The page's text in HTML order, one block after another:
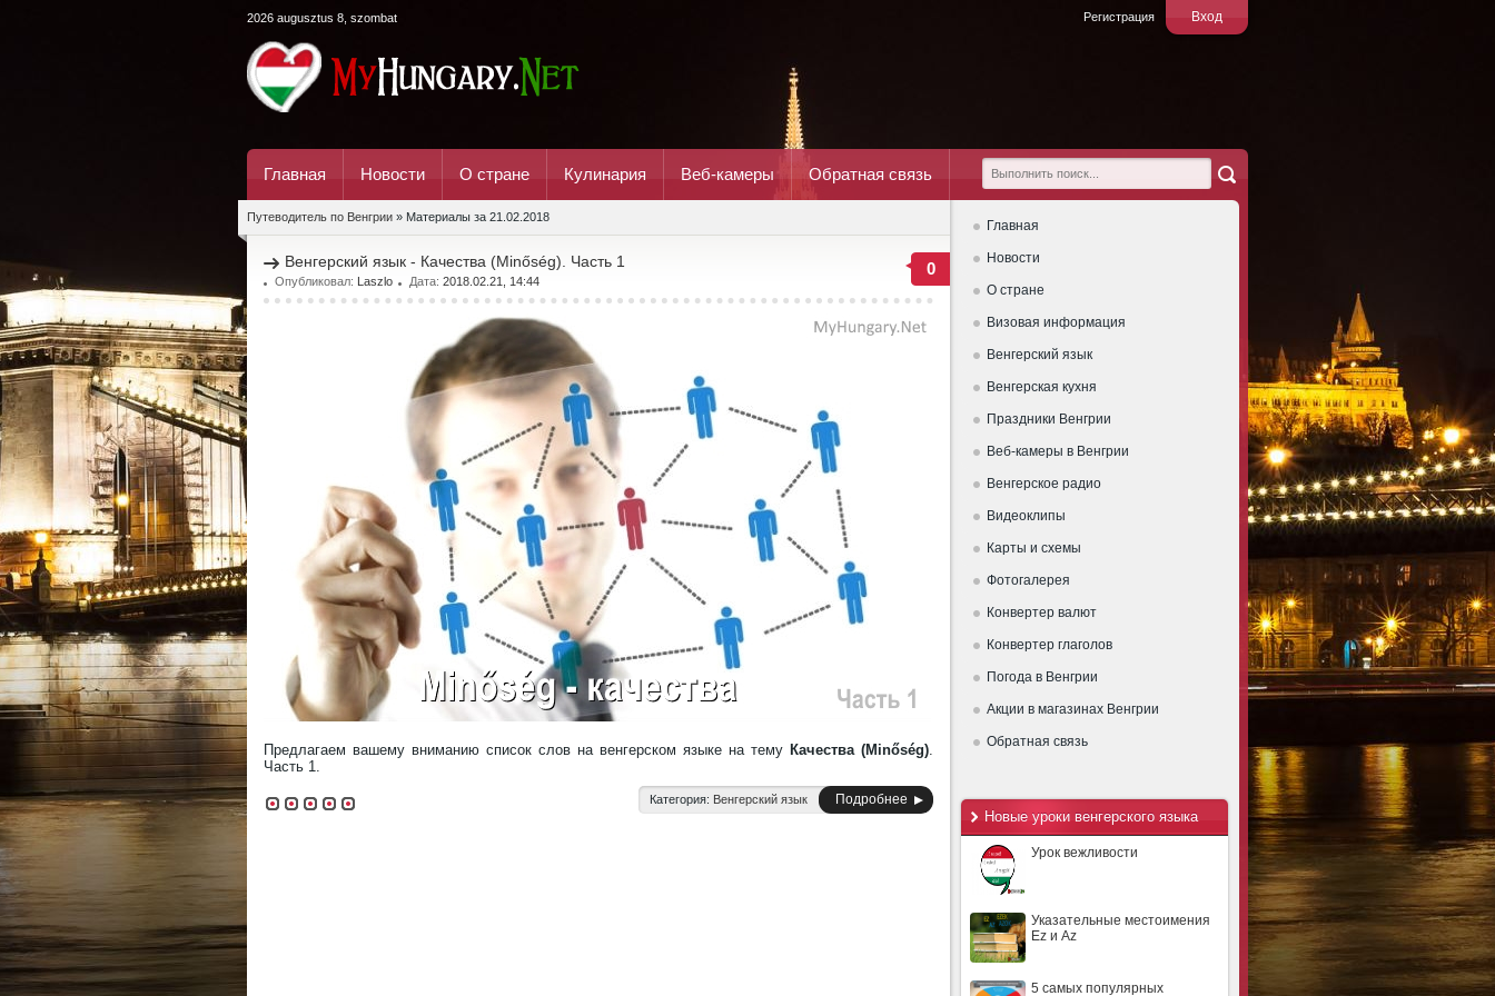
Вход
Регистрация
2026 augusztus 8, szombat
Главная Новости О стране Кулинария Веб-камеры Обратная связь
Главная
Новости
О стране
Визовая информация
Венгерский язык
Венгерская кухня
Праздники Венгрии
Веб-камеры в Венгрии
Венгерское радио
Видеоклипы
Карты и схемы
Фотогалерея
Конвертер валют
Конвертер глаголов
Погода в Венгрии
Акции в магазинах Венгрии
Обратная связь
Новые уроки венгерского языка
Урок вежливости
Указательные местоимения
Ez и Az
5 самых популярных
Путеводитель по Венгрии » Материалы за 21.02.2018
0
Венгерский язык - Качества (Minőség). Часть 1
Опубликовал: Laszlo Дата: 2018.02.21, 14:44
Предлагаем вашему вниманию список слов на венгерском языке на тему Качества (Minőség).
Часть 1.
Категория: Венгерский язык Подробнее